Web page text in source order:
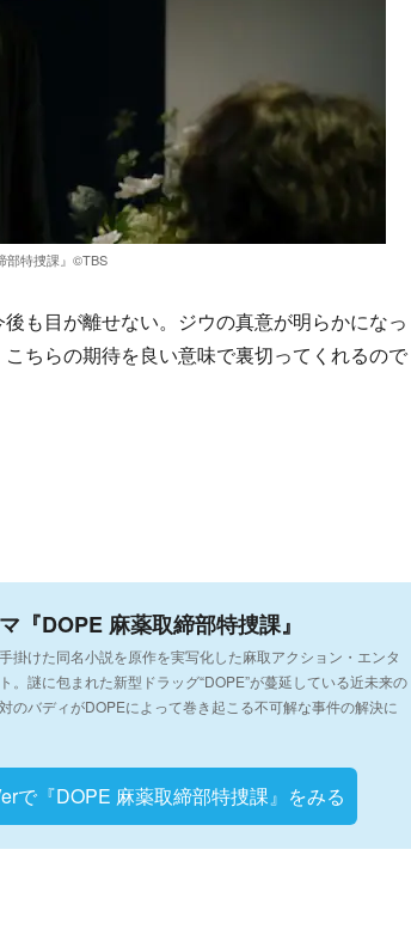
部特捜課』©TBS
も目が離せない。ジウの真意が明らかになっ
ちらの期待を良い意味で裏切ってくれるので
『DOPE 麻薬取締部特捜課』
掛けた同名小説を原作を実写化した麻取アクション・エンタ
。謎に包まれた新型ドラッグ“DOPE”が蔓延している近未来の
のバディがDOPEによって巻き起こる不可解な事件の解決に
で『DOPE 麻薬取締部特捜課』をみる